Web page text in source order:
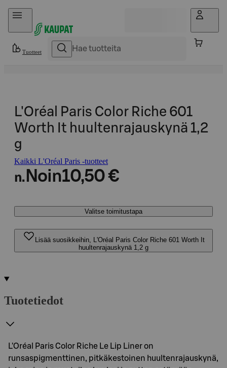
Hyppää sisältöön
Tuotteet
L'Oréal Paris Color Riche 601
Worth It huultenrajauskynä 1,2
g
Kaikki L'Oréal Paris -tuotteet
n. Noin10,50 €
Valitse toimitustapa
Lisää suosikkeihin, L'Oréal Paris Color Riche 601 Worth It
huultenrajauskynä 1,2 g
Tuotetiedot
L'Oréal Paris Color Riche Le Lip Liner on
runsaspigmenttinen, pitkäkestoinen huultenrajauskynä,